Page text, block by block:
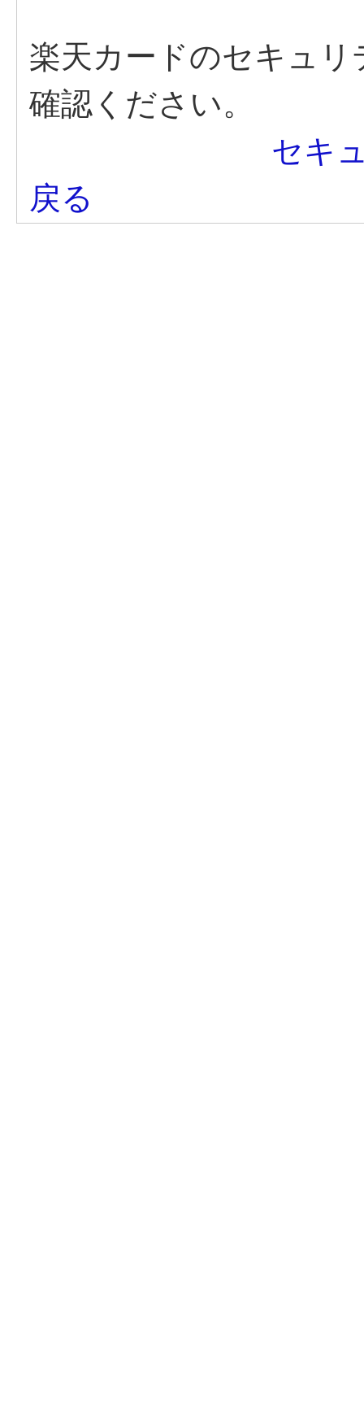
楽天カードのセキュ
確認ください。
セキ
戻る